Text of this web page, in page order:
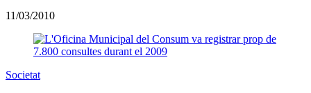
11/03/2010
Societat